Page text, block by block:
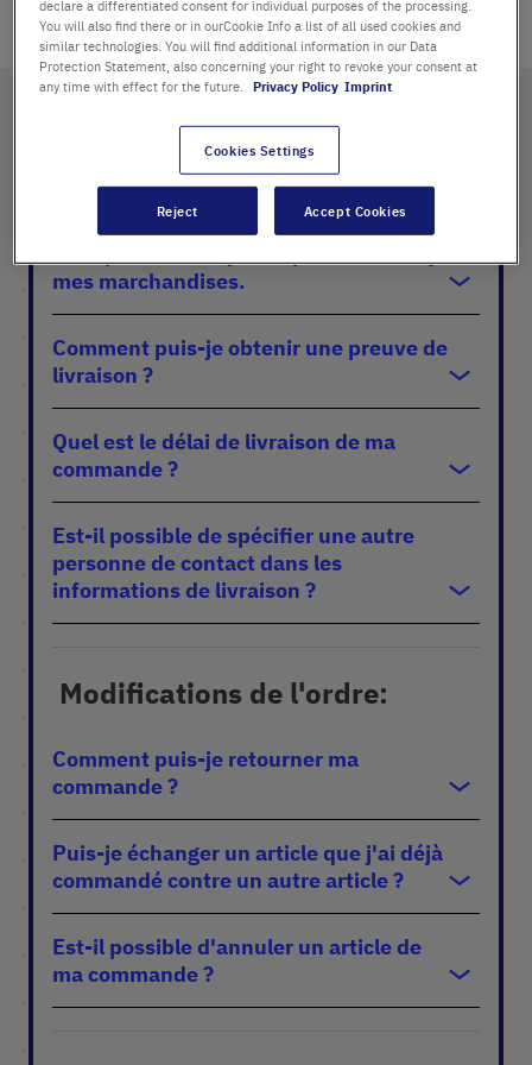
Commande:
Le statut de ma commande est
mes marchandises.
Comment puis-je obtenir une preuve de
livraison ?
Quel est le délai de livraison de ma
commande ?
Est-il possible de spécifier une autre
personne de contact dans les
informations de livraison ?
Modifications de l'ordre:
Comment puis-je retourner ma
commande ?
Puis-je échanger un article que j'ai déjà
commandé contre un autre article ?
Est-il possible d'annuler un article de
ma commande ?
declare a differentiated consent for individual purposes of the processing.
You will also find there or in ourCookie Info a list of all used cookies and
similar technologies. You will find additional information in our Data
Protection Statement, also concerning your right to revoke your consent at
any time with effect for the future.
Privacy Policy Imprint
Cookies Settings
Reject Accept Cookies